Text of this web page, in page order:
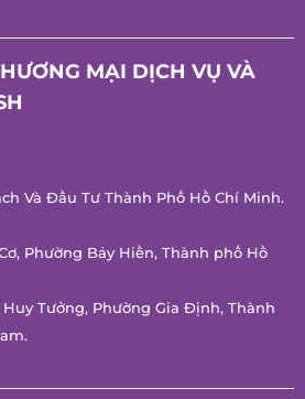
MẠI DỊCH VỤ VÀ
Và Đầu Tư Thành Phố Hồ Chí Minh.
Phường Bảy Hiền, Thành phố Hồ
Tưởng, Phường Gia Định, Thành